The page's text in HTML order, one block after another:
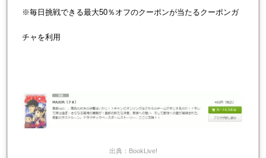
※毎日挑戦できる最大50％オフのクーポンが当たるクーポンガ
チャを利用
出典：BookLive!